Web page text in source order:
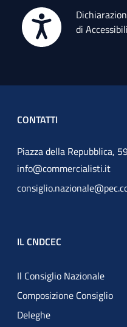
di
CONTATTI
Piazza della Repubblica,
info@commercialisti.it
IL CNDCEC
Il Consiglio Nazionale
Composizione Consiglio
Deleghe